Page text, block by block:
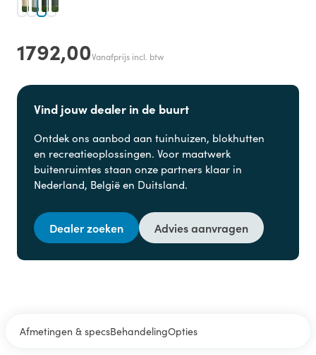
1792,00Vanafprijs incl. btw
Vind jouw dealer in de buurt
Ontdek ons aanbod aan tuinhuizen, blokhutten
en recreatieoplossingen. Voor maatwerk
buitenruimtes staan onze partners klaar in
Nederland, België en Duitsland.
Dealer zoeken Advies aanvragen
Afmetingen & specsBehandelingOpties